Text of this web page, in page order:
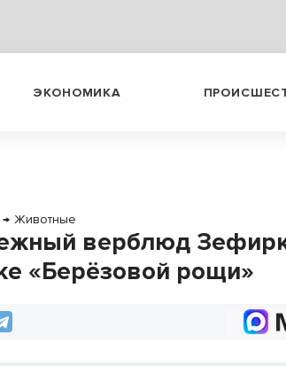
ЭКОНОМИКА
→ Животные
верблюд
«Берёзовой рощи»